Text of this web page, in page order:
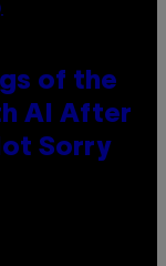
of the
AI After
Sorry